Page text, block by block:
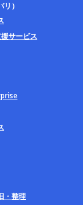
）
サービス
・整理